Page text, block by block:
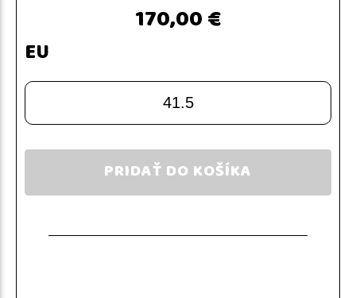
170,00 €
EU
41.5
PRIDAŤ DO KOŠÍKA